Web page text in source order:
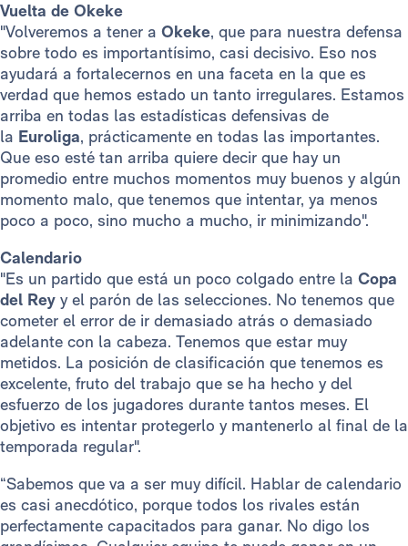
Vuelta de Okeke
"Volveremos a tener a Okeke, que para nuestra defensa
sobre todo es importantísimo, casi decisivo. Eso nos
ayudará a fortalecernos en una faceta en la que es
verdad que hemos estado un tanto irregulares. Estamos
arriba en todas las estadísticas defensivas de
la Euroliga, prácticamente en todas las importantes.
Que eso esté tan arriba quiere decir que hay un
promedio entre muchos momentos muy buenos y algún
momento malo, que tenemos que intentar, ya menos
poco a poco, sino mucho a mucho, ir minimizando".
Calendario
"Es un partido que está un poco colgado entre la Copa
del Rey y el parón de las selecciones. No tenemos que
cometer el error de ir demasiado atrás o demasiado
adelante con la cabeza. Tenemos que estar muy
metidos. La posición de clasificación que tenemos es
excelente, fruto del trabajo que se ha hecho y del
esfuerzo de los jugadores durante tantos meses. El
objetivo es intentar protegerlo y mantenerlo al final de la
temporada regular".
“Sabemos que va a ser muy difícil. Hablar de calendario
es casi anecdótico, porque todos los rivales están
perfectamente capacitados para ganar. No digo los